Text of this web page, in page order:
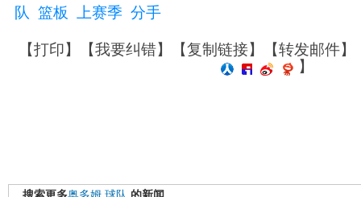
队
篮板 上赛季 分手
【打印】【我要纠错】【复制链接】【转发邮件】
】